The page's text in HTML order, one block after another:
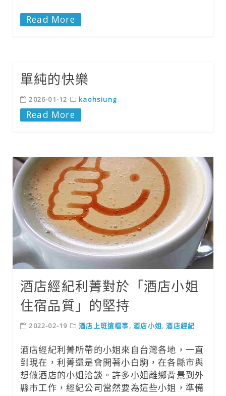
Read More
單純的快樂
2026-01-12 kaohsiung
Read More
酒店經紀利菁對於「酒店小姐
住宿品質」的堅持
2022-02-19 酒店上班這檔事,酒店小姐,酒店經紀
酒店經紀利菁所帶的小姐來自台灣各地，一直
到現在，利菁還是會開著小白駒，在各縣市與
想做酒店的小姐洽談。許多小姐離鄉背景到外
縣市工作，經紀公司當然要為這些小姐，準備